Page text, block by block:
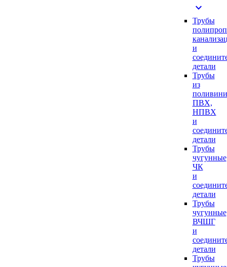
expand_more
Трубы
и
детали
Трубы
из
ПВХ,
НПВХ
и
детали
Трубы
чугунные
ЧК
и
детали
Трубы
чугунные
ВЧШГ
и
детали
Трубы